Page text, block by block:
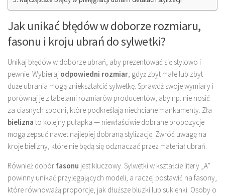
Jak unikać błędów w doborze rozmiaru,
fasonu i kroju ubrań do sylwetki?
Unikaj błędów w doborze ubrań, aby prezentować się stylowo i
pewnie. Wybieraj odpowiedni rozmiar , gdyż zbyt małe lub zbyt
duże ubrania mogą zniekształcić sylwetkę. Sprawdź swoje wymiary i
porównaj je z tabelami rozmiarów producentów, aby np. nie nosić
za ciasnych spodni, które podkreślają niechciane mankamenty. Zła
bielizna to kolejny pułapka — niewłaściwie dobrane propozycje
mogą zepsuć nawet najlepiej dobraną stylizację. Zwróć uwagę na
kroje bielizny, które nie będą się odznaczać przez materiał ubrań.
Również dobór fasonu jest kluczowy. Sylwetki w kształcie litery „A”
powinny unikać przylegających modeli, a raczej postawić na fasony,
które równoważą proporcje, jak dłuższe bluzki lub sukienki. Osoby o